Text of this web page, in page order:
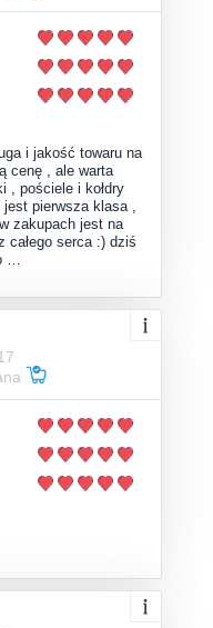
i jakość towaru na
cenę , ale warta
, pościele i kołdry
pierwsza klasa ,
zakupach jest na
serca :) dziś
…